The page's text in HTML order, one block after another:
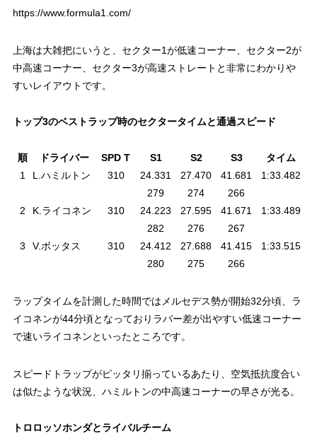
https://www.formula1.com/
上海は大雑把にいうと、セクター1が低速コーナー、セクター2が
中高速コーナー、セクター3が高速ストレートと非常にわかりや
すいレイアウトです。
トップ3のベストラップ時のセクタータイムと通過スピード
順 ドライバー SPD T S1 S2 S3 タイム
1
L.ハミルトン 310 24.331 27.470 41.681
1:33.482
279
274
266
2
K.ライコネン 310 24.223 27.595 41.671 1:33.489
282
276
267
3
V.ボッタス 310 24.412 27.688 41.415 1:33.515
280
275 266
ラップタイムを計測した時間ではメルセデス勢が開始32分頃、ラ
イコネンが44分頃となっておりラバー差が出やすい低速コーナー
で速いライコネンといったところです。
スピードトラップがピッタリ揃っているあたり、空気抵抗度合い
は似たような状況、ハミルトンの中高速コーナーの早さが光る。
トロロッソホンダとライバルチーム